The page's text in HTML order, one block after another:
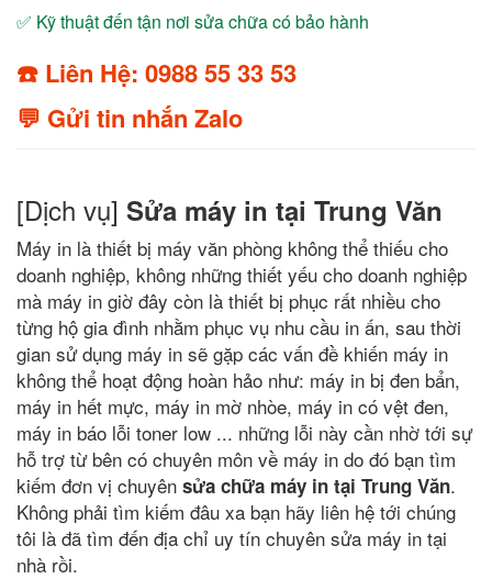
✅ Kỹ thuật đến tận nơi sửa chữa có bảo hành
☎️ Liên Hệ: 0988 55 33 53
💬 Gửi tin nhắn Zalo
[Dịch vụ] Sửa máy in tại Trung Văn
Máy in là thiết bị máy văn phòng không thể thiếu cho
doanh nghiệp, không những thiết yếu cho doanh nghiệp
mà máy in giờ đây còn là thiết bị phục rất nhiều cho
từng hộ gia đình nhằm phục vụ nhu cầu in ấn, sau thời
gian sử dụng máy in sẽ gặp các vấn đề khiến máy in
không thể hoạt động hoàn hảo như: máy in bị đen bẩn,
máy in hết mực, máy in mờ nhòe, máy in có vệt đen,
máy in báo lỗi toner low ... những lỗi này cần nhờ tới sự
hỗ trợ từ bên có chuyên môn về máy in do đó bạn tìm
kiếm đơn vị chuyên sửa chữa máy in tại Trung Văn.
Không phải tìm kiếm đâu xa bạn hãy liên hệ tới chúng
tôi là đã tìm đến địa chỉ uy tín chuyên sửa máy in tại
nhà rồi.